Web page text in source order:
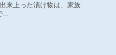
来上った漬け物は、家族